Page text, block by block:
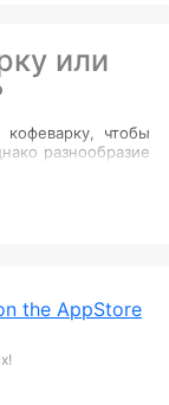
или
чтобы
разнообразие
которой
довольно
устройства